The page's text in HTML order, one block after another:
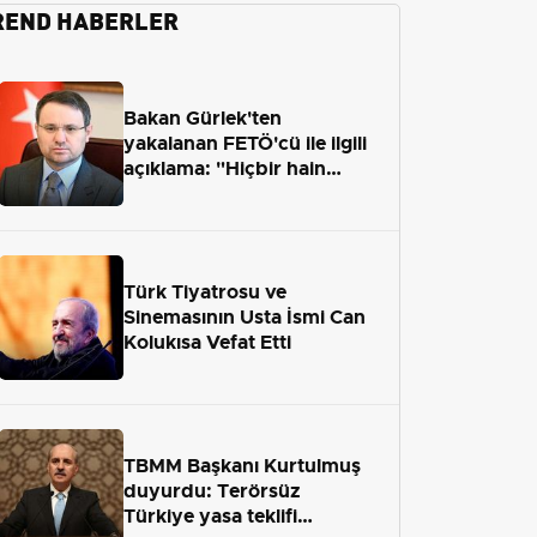
HABERLER
Bakan Gürlek'ten
yakalanan FETÖ'cü ile ilgili
açıklama: "Hiçbir hain
Türk Tiyatrosu ve
Sinemasının Usta İsmi Can
Kolukısa Vefat Etti
TBMM Başkanı Kurtulmuş
duyurdu: Terörsüz
Türkiye yasa teklifi